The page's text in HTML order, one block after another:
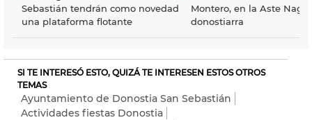
Sebastián tendrán como novedad
una plataforma flotante
Montero, en la Aste
donostiarra
SI TE INTERESÓ ESTO, QUIZÁ TE INTERESEN ESTOS OTROS
TEMAS
Ayuntamiento de Donostia San Sebastián
Actividades fiestas Donostia